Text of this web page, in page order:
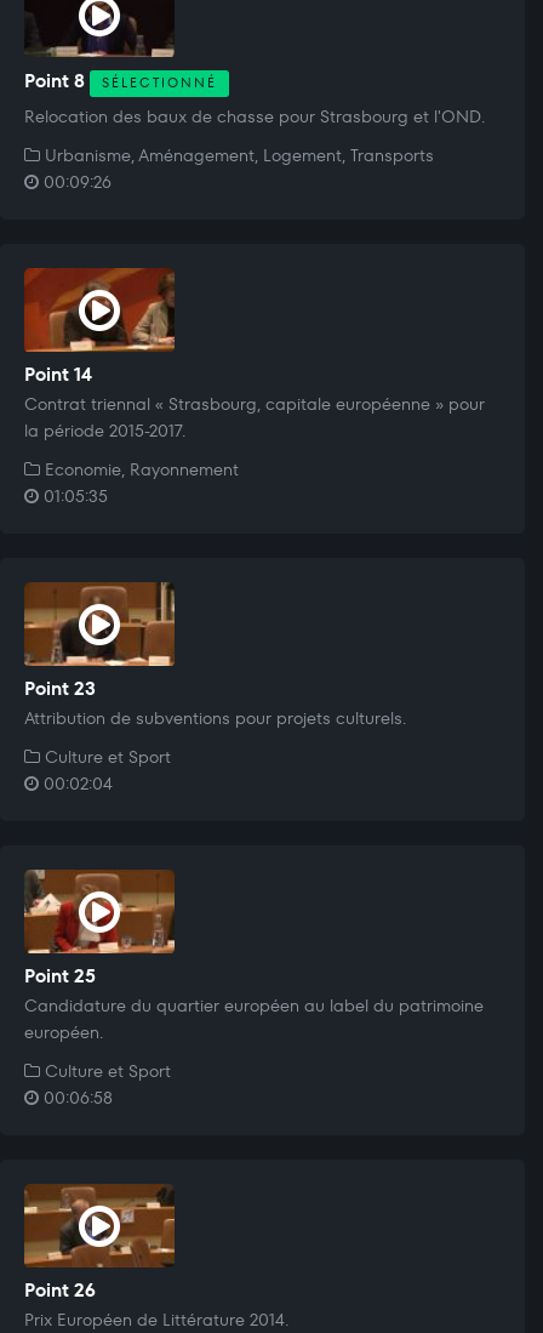
Point 8 SÉLECTIONNÉ
Relocation des baux de chasse pour Strasbourg et l'OND.
Urbanisme, Aménagement, Logement, Transports
00:09:26
Point 14
Contrat triennal « Strasbourg, capitale européenne » pour
la période 2015-2017.
Economie, Rayonnement
01:05:35
Point 23
Attribution de subventions pour projets culturels.
Culture et Sport
00:02:04
Point 25
Candidature du quartier européen au label du patrimoine
européen.
Culture et Sport
00:06:58
Point 26
Prix Européen de Littérature 2014.